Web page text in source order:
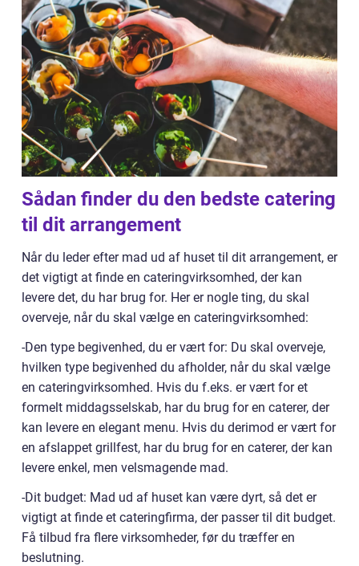
Sådan finder du den bedste catering
til dit arrangement
Når du leder efter mad ud af huset til dit arrangement, er
det vigtigt at finde en cateringvirksomhed, der kan
levere det, du har brug for. Her er nogle ting, du skal
overveje, når du skal vælge en cateringvirksomhed:
-Den type begivenhed, du er vært for: Du skal overveje,
hvilken type begivenhed du afholder, når du skal vælge
en cateringvirksomhed. Hvis du f.eks. er vært for et
formelt middagsselskab, har du brug for en caterer, der
kan levere en elegant menu. Hvis du derimod er vært for
en afslappet grillfest, har du brug for en caterer, der kan
levere enkel, men velsmagende mad.
-Dit budget: Mad ud af huset kan være dyrt, så det er
vigtigt at finde et cateringfirma, der passer til dit budget.
Få tilbud fra flere virksomheder, før du træffer en
beslutning.